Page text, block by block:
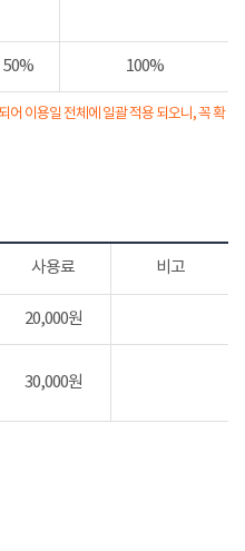
50% 100%
이용일 전체에 일괄 적용 되오니, 꼭 확
사용료 비고
20,000원
30,000원